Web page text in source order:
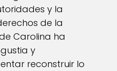
y la
de la
Carolina ha
y
reconstruir lo